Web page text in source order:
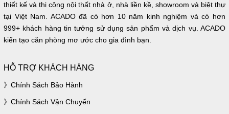
thiết kế và thi công nội thất nhà ở, nhà liền kề, showroom và biệt thự
tại Việt Nam. ACADO đã có hơn 10 năm kinh nghiệm và có hơn
999+ khách hàng tin tưởng sử dụng sản phẩm và dịch vụ. ACADO
kiến tạo căn phòng mơ ước cho gia đình bạn.
HỖ TRỢ KHÁCH HÀNG
Chính Sách Bảo Hành
Chính Sách Vận Chuyển